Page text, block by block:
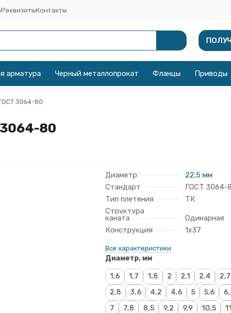
РеквизитыКонтакты
арматура Черный металлопрокат Фланцы Приводы
3064-80
80
Диаметр
22,5 мм
Стандарт
ГОСТ 3064-
Тип плетения
ТК
Структура
каната
Одинарная
Конструкция
1х37
Все характеристики
Диаметр, мм
1,6 1,7 1,8 2 2,1 2,4
2,7
2,8
3,6 4,2 4,6 5 5,6
7
7,8 8,5 9,2 9,9 10,5